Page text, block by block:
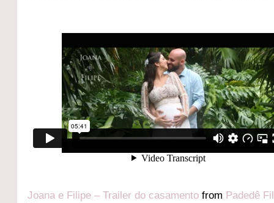
Joana e Filipe – Trailer do casamento from Padedê